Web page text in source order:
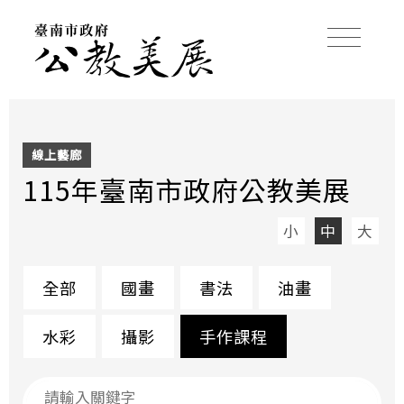
線上藝廊
115年臺南市政府公教美展
小 中 大
全部 國畫 書法 油畫
水彩 攝影 手作課程